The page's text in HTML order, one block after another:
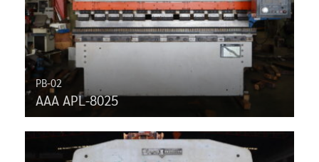
PB-02
AAA APL-8025